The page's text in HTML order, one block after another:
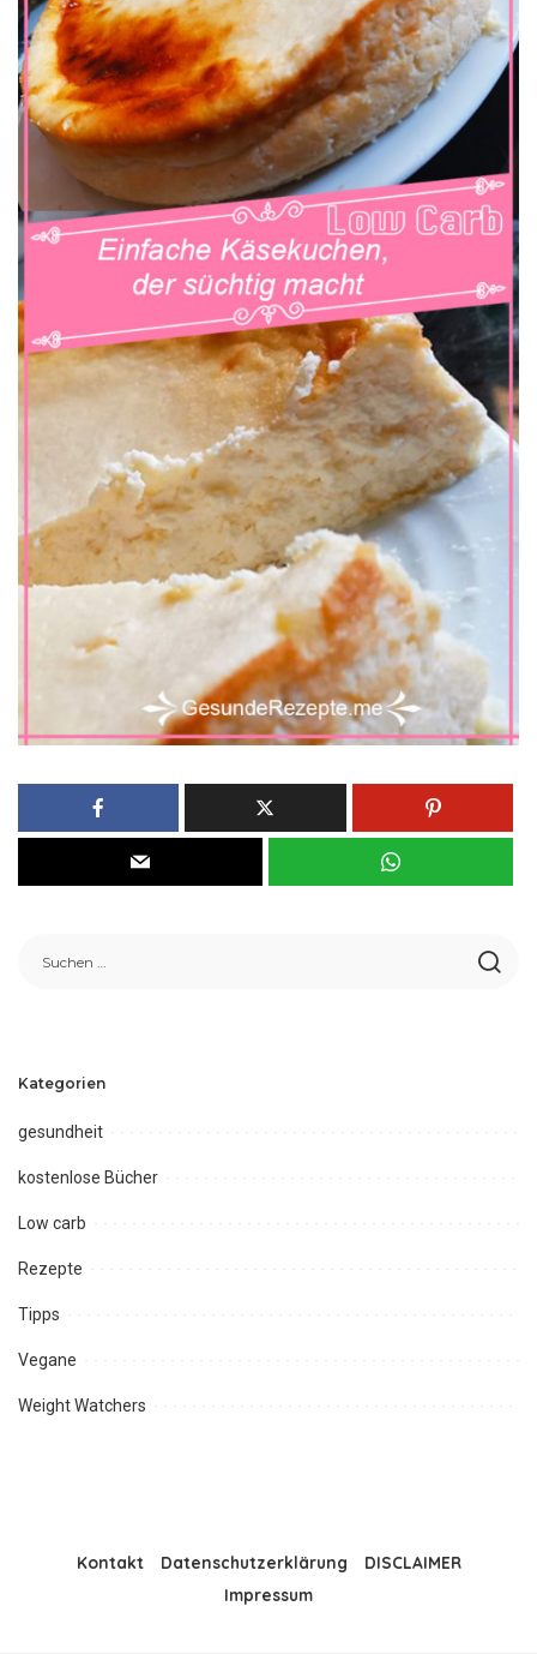
Kategorien
gesundheit
kostenlose Bücher
Low carb
Rezepte
Tipps
Vegane
Weight Watchers
Kontakt Datenschutzerklärung
DISCLAIMER
Impressum